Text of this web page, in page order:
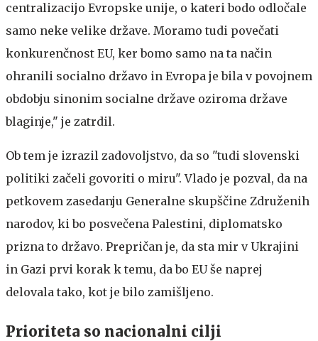
centralizacijo Evropske unije, o kateri bodo odločale
samo neke velike države. Moramo tudi povečati
konkurenčnost EU, ker bomo samo na ta način
ohranili socialno državo in Evropa je bila v povojnem
obdobju sinonim socialne države oziroma države
blaginje," je zatrdil.
Ob tem je izrazil zadovoljstvo, da so "tudi slovenski
politiki začeli govoriti o miru". Vlado je pozval, da na
petkovem zasedanju Generalne skupščine Združenih
narodov, ki bo posvečena Palestini, diplomatsko
prizna to državo. Prepričan je, da sta mir v Ukrajini
in Gazi prvi korak k temu, da bo EU še naprej
delovala tako, kot je bilo zamišljeno.
Prioriteta so nacionalni cilji